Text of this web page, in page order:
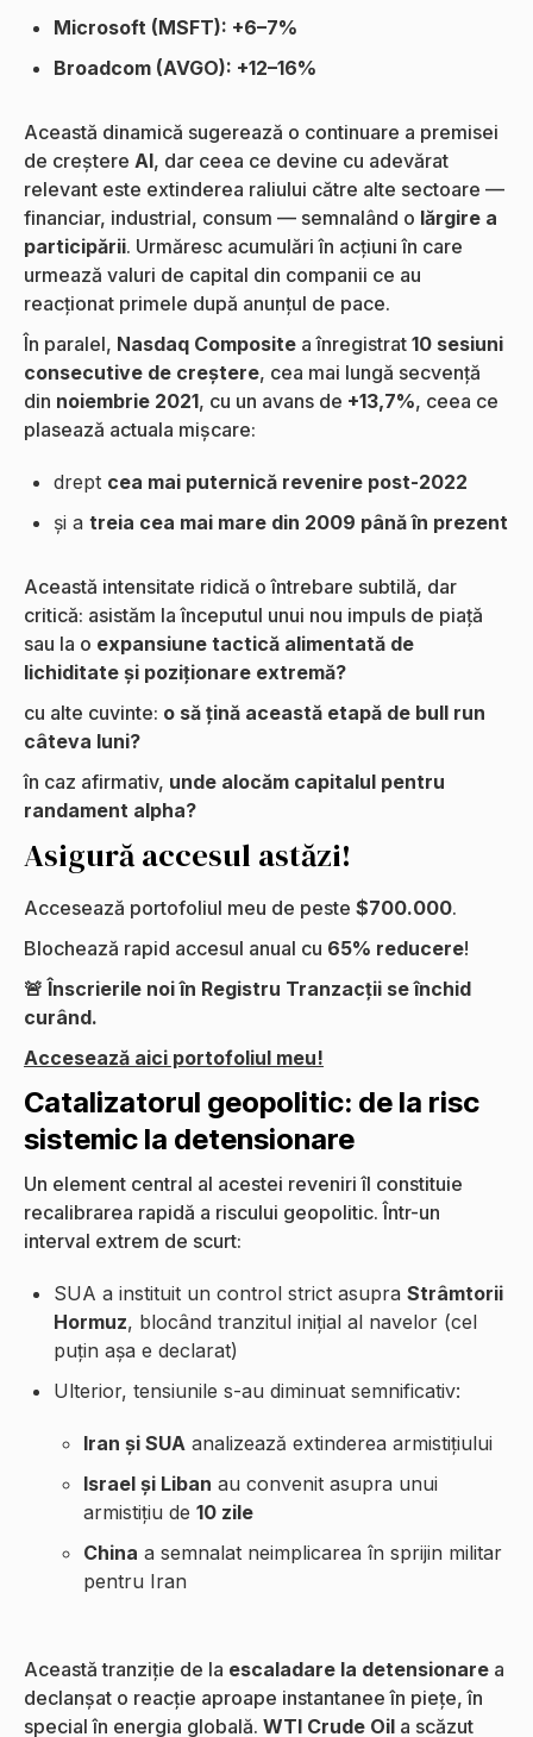
Microsoft (MSFT): +6–7%
Broadcom (AVGO): +12–16%
Această dinamică sugerează o continuare a premisei
de creștere AI, dar ceea ce devine cu adevărat
relevant este extinderea raliului către alte sectoare —
financiar, industrial, consum — semnalând o lărgire a
participării. Urmăresc acumulări în acțiuni în care
urmează valuri de capital din companii ce au
reacționat primele după anunțul de pace.
În paralel, Nasdaq Composite a înregistrat 10 sesiuni
consecutive de creștere, cea mai lungă secvență
din noiembrie 2021, cu un avans de +13,7%, ceea ce
plasează actuala mișcare:
drept cea mai puternică revenire post-2022
și a treia cea mai mare din 2009 până în prezent
Această intensitate ridică o întrebare subtilă, dar
critică: asistăm la începutul unui nou impuls de piață
sau la o expansiune tactică alimentată de
lichiditate și poziționare extremă?
cu alte cuvinte: o să țină această etapă de bull run
câteva luni?
în caz afirmativ, unde alocăm capitalul pentru
randament alpha?
Asigură accesul astăzi!
Accesează portofoliul meu de peste $700.000.
Blochează rapid accesul anual cu 65% reducere!
🚨 Înscrierile noi în Registru Tranzacții se închid
curând.
Accesează aici portofoliul meu!
Catalizatorul geopolitic: de la risc
sistemic la detensionare
Un element central al acestei reveniri îl constituie
recalibrarea rapidă a riscului geopolitic. Într-un
interval extrem de scurt:
SUA a instituit un control strict asupra Strâmtorii
Hormuz, blocând tranzitul inițial al navelor (cel
puțin așa e declarat)
Ulterior, tensiunile s-au diminuat semnificativ:
Iran și SUA analizează extinderea armistițiului
Israel și Liban au convenit asupra unui
armistițiu de 10 zile
China a semnalat neimplicarea în sprijin militar
pentru Iran
Această tranziție de la escaladare la detensionare a
declanșat o reacție aproape instantanee în piețe, în
special în energia globală. WTI Crude Oil a scăzut